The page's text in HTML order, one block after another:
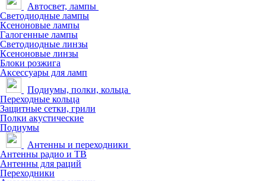
Автосвет, лампы
Светодиодные лампы
Ксеноновые лампы
Галогенные лампы
Светодиодные линзы
Ксеноновые линзы
Блоки розжига
Аксессуары для ламп
Подиумы, полки, кольца
Переходные кольца
Защитные сетки, грили
Полки акустические
Подиумы
Антенны и переходники
Антенны радио и ТВ
Антенны для раций
Переходники